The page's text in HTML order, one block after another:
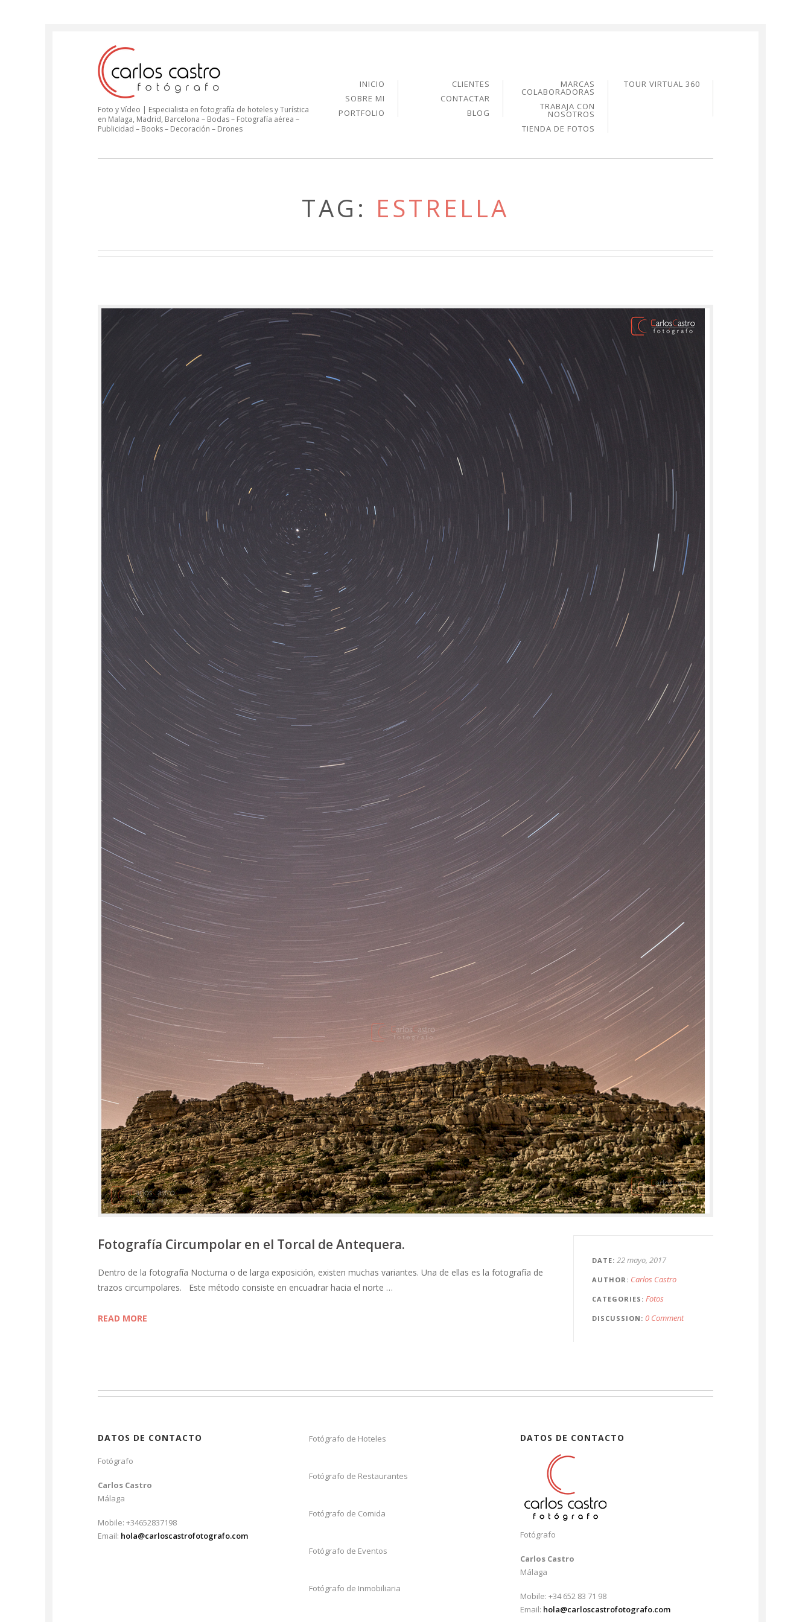
Foto y Vídeo | Especialista en fotografía de hoteles y Turística
en Malaga, Madrid, Barcelona – Bodas – Fotografía aérea –
Publicidad – Books – Decoración – Drones
INICIO
SOBRE MI
PORTFOLIO
CLIENTES
CONTACTAR
BLOG
MARCAS
COLABORADORAS
TRABAJA CON
NOSOTROS
TIENDA DE FOTOS
TOUR VIRTUAL 360
TAG: ESTRELLA
DATE 22 mayo, 2017
AUTHOR Carlos Castro
CATEGORIES Fotos
DISCUSSION 0 Comment
Fotografía Circumpolar en el Torcal de Antequera.
Dentro de la fotografía Nocturna o de larga exposición, existen muchas variantes. Una de ellas es la fotografía de
trazos circumpolares. Este método consiste en encuadrar hacia el norte …
READ MORE
DATOS DE CONTACTO
Fotógrafo
Carlos Castro
Málaga
Mobile: +34652837198
Email: hola@carloscastrofotografo.com
Fotógrafo de Hoteles
Fotógrafo de Restaurantes
Fotógrafo de Comida
Fotógrafo de Eventos
Fotógrafo de Inmobiliaria
DATOS DE CONTACTO
Fotógrafo
Carlos Castro
Málaga
Mobile: +34 652 83 71 98
Email: hola@carloscastrofotografo.com